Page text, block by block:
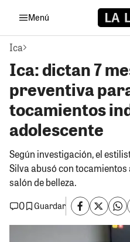
Menú
Ica
Ica: dictan 7
preventiva
tocamientos
adolescente
Según investigación, el
Silva abusó con tocamientos
salón de belleza.
0
Guardar